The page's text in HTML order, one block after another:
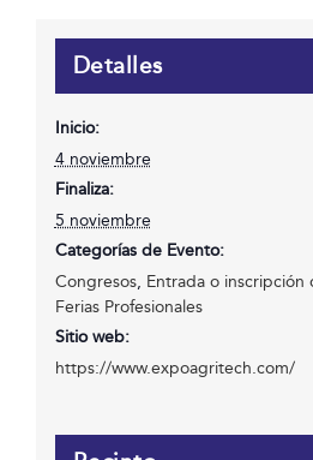
Detalles
Inicio:
4 noviembre
Finaliza:
5 noviembre
Categorías de Evento:
Congresos, Entrada o inscripción
Ferias Profesionales
Sitio web:
https://www.expoagritech.com/